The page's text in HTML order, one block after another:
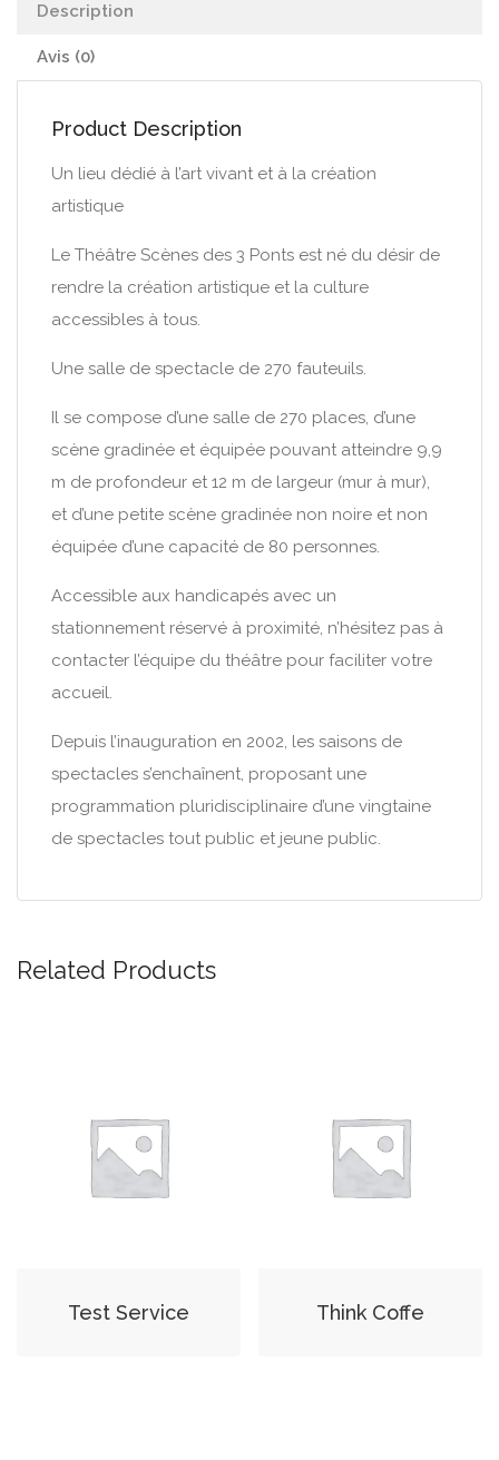
Description
Avis (0)
Product Description
Un lieu dédié à l’art vivant et à la création
artistique
Le Théâtre Scènes des 3 Ponts est né du désir de
rendre la création artistique et la culture
accessibles à tous.
Une salle de spectacle de 270 fauteuils.
Il se compose d’une salle de 270 places, d’une
scène gradinée et équipée pouvant atteindre 9,9
m de profondeur et 12 m de largeur (mur à mur),
et d’une petite scène gradinée non noire et non
équipée d’une capacité de 80 personnes.
Accessible aux handicapés avec un
stationnement réservé à proximité, n’hésitez pas à
contacter l’équipe du théâtre pour faciliter votre
accueil.
Depuis l’inauguration en 2002, les saisons de
spectacles s’enchaînent, proposant une
programmation pluridisciplinaire d’une vingtaine
de spectacles tout public et jeune public.
Related Products
Test Service Think Coffe